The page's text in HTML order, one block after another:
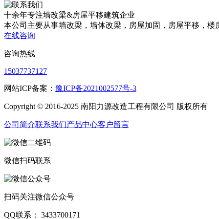
十余年专注墙改梁&房屋平移建筑企业
本公司主要从事墙改梁，墙体改梁，房屋加固，房屋平移，
在线咨询
咨询热线
15037737127
网站ICP备案： 豫ICP备2021002577号-3
Copyright © 2016-2025 南阳力源改造工程有限公司 版权所有
公司简介联系我们产品中心客户留言
微信扫码联系
扫码关注微信公众号
QQ联系： 3433700171